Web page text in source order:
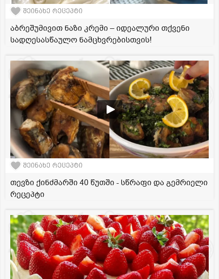
შეინახე რეცეპტი
აბრეშუმივით ნაზი კრემი – იდეალური თქვენი
სადღესასწაულო ნამცხვრებისთვის!
შეინახე რეცეპტი
თევზი ქინძმარში 40 წუთში - სწრაფი და გემრიელი
რეცეპტი